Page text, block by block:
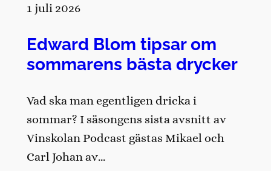
1 juli 2026
Edward Blom tipsar om
sommarens bästa drycker
Vad ska man egentligen dricka i
sommar? I säsongens sista avsnitt av
Vinskolan Podcast gästas Mikael och
Carl Johan av…